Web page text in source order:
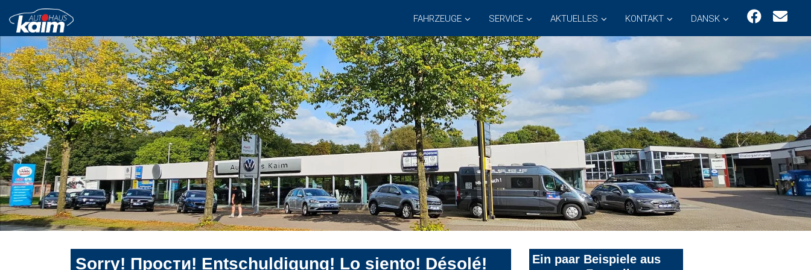
FAHRZEUGE SERVICE AKTUELLES KONTAKT DANSK
Sorry! Прости! Entschuldigung! Lo siento! Désolé!
Ein paar Beispiele aus